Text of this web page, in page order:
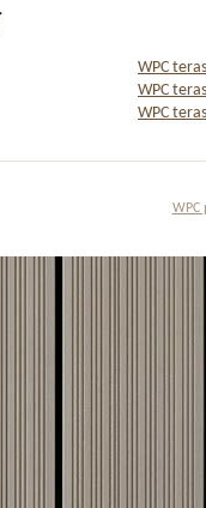
WPC
WPC
WPC
WPC